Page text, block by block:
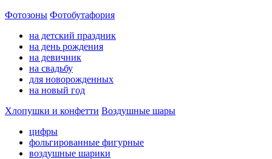
Фотозоны Фотобутафория
на детский праздник
на день рождения
на девичник
на свадьбу
для новорожденных
на новый год
Хлопушки и конфетти Воздушные шары
цифры
фольгированные фигурные
воздушные шарики